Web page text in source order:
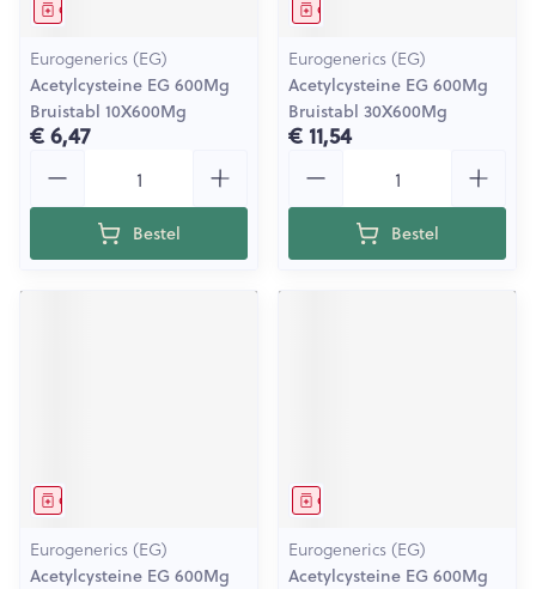
Geneesmiddel
Eurogenerics (EG)
Acetylcysteine EG 600Mg
Bruistabl 10X600Mg
€ 6,47
Bestel
Geneesmiddel
Eurogenerics (EG)
Acetylcysteine EG 600Mg
Bruistabl 30X600Mg
€ 11,54
Bestel
Geneesmiddel
Eurogenerics (EG)
Acetylcysteine EG 600Mg
Geneesmiddel
Eurogenerics (EG)
Acetylcysteine EG 600Mg